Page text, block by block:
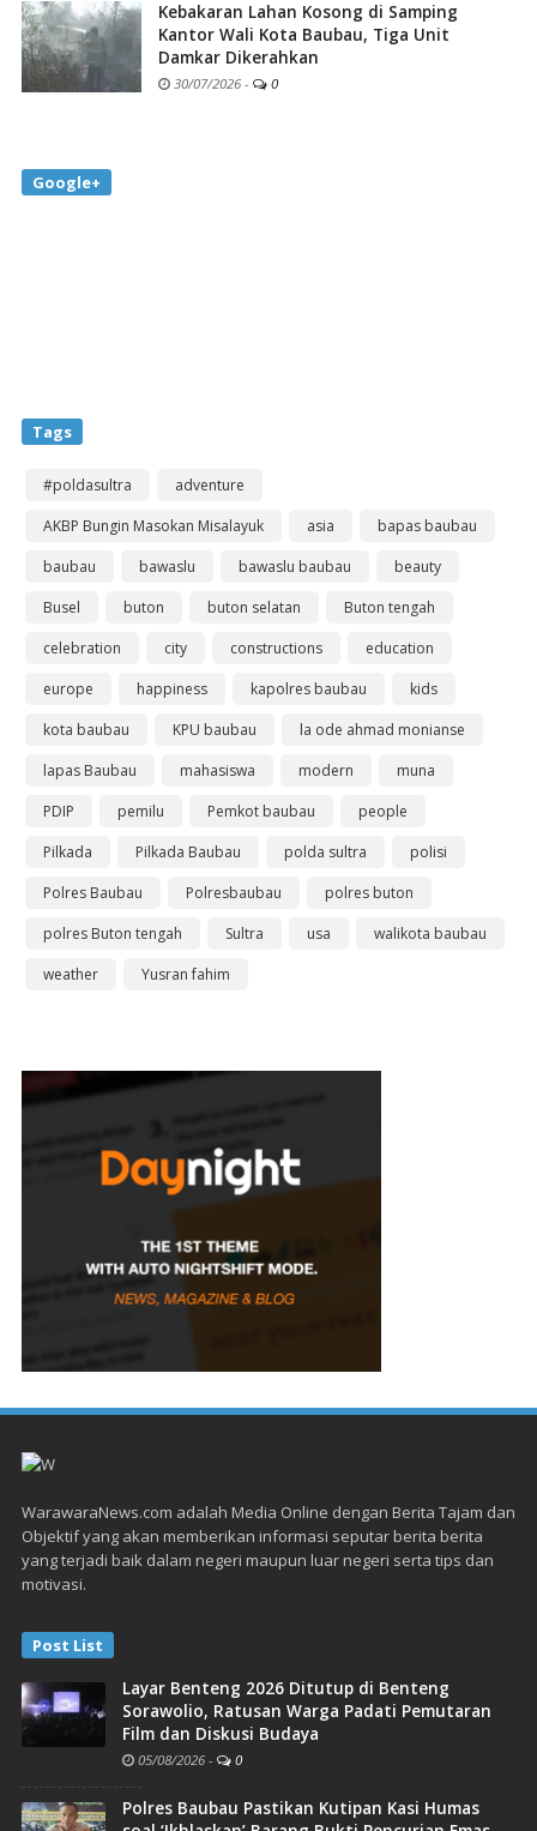
Kebakaran Lahan Kosong di Samping
Kantor Wali Kota Baubau, Tiga Unit
Damkar Dikerahkan
30/07/2026 - 0
Google+
Tags
#poldasultra
adventure
AKBP Bungin Masokan Misalayuk
asia
bapas baubau
baubau
bawaslu bawaslu baubau
beauty
Busel
buton buton selatan
Buton tengah
celebration
city constructions
education
europe
happiness kapolres baubau
kids
kota baubau
KPU baubau
la ode ahmad monianse
lapas Baubau
mahasiswa modern
muna
PDIP
pemilu Pemkot baubau
people
Pilkada
Pilkada Baubau polda sultra
polisi
Polres Baubau
Polresbaubau
polres buton
polres Buton tengah
Sultra usa
walikota baubau
weather
Yusran fahim
WarawaraNews.com adalah Media Online dengan Berita Tajam dan
Objektif yang akan memberikan informasi seputar berita berita
yang terjadi baik dalam negeri maupun luar negeri serta tips dan
motivasi.
Post List
Layar Benteng 2026 Ditutup di Benteng
Sorawolio, Ratusan Warga Padati Pemutaran
Film dan Diskusi Budaya
05/08/2026 - 0
Polres Baubau Pastikan Kutipan Kasi Humas